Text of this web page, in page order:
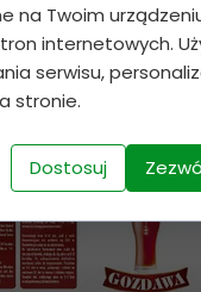
na Twoim
internetowych.
serwisu,
stronie.
Dostosuj